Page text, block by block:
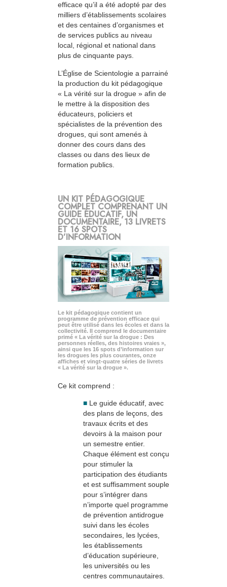
efficace qu’il a été adopté par des
milliers d’établissements scolaires
et des centaines d’organismes et
de services publics au niveau
local, régional et national dans
plus de cinquante pays.
L’Église de Scientologie a parrainé
la production du kit pédagogique
« La vérité sur la drogue » afin de
le mettre à la disposition des
éducateurs, policiers et
spécialistes de la prévention des
drogues, qui sont amenés à
donner des cours dans des
classes ou dans des lieux de
formation publics.
UN KIT PÉDAGOGIQUE
COMPLET COMPRENANT UN
GUIDE ÉDUCATIF, UN
DOCUMENTAIRE, 13 LIVRETS
ET 16 SPOTS
D’INFORMATION
Le kit pédagogique contient un
programme de prévention efficace qui
peut être utilisé dans les écoles et dans la
collectivité. Il comprend le documentaire
primé « La vérité sur la drogue : Des
personnes réelles, des histoires vraies »,
ainsi que les 16 spots d’information sur
les drogues les plus courantes, onze
affiches et vingt-quatre séries de livrets
« La vérité sur la drogue ».
Ce kit comprend :
■ Le guide éducatif, avec
des plans de leçons, des
travaux écrits et des
devoirs à la maison pour
un semestre entier.
Chaque élément est conçu
pour stimuler la
participation des étudiants
et est suffisamment souple
pour s’intégrer dans
n’importe quel programme
de prévention antidrogue
suivi dans les écoles
secondaires, les lycées,
les établissements
d’éducation supérieure,
les universités ou les
centres communautaires.